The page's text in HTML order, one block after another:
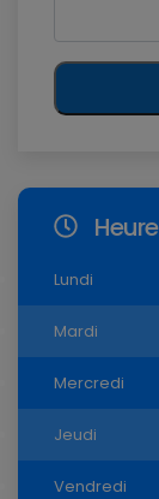
Lundi
Mardi
Mercredi
Jeudi
Vendredi